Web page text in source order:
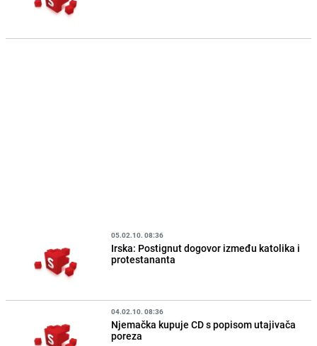
05.02.10. 08:36
Irska: Postignut dogovor između katolika i
protestananta
04.02.10. 08:36
Njemačka kupuje CD s popisom utajivača
poreza